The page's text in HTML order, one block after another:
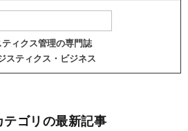
ティクス管理の専門誌
スティクス・ビジネス
テゴリの最新記事